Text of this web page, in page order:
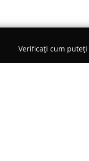
Verificați cum